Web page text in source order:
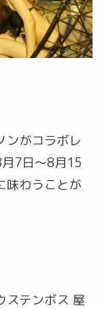
ンがコラボレ
7日～8月15
味わうことが
ステンボス 屋